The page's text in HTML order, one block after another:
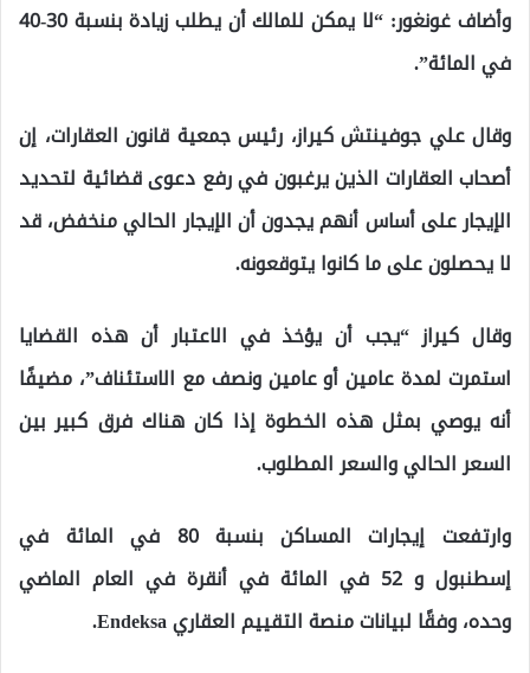
وأضاف غونغور: “لا يمكن للمالك أن يطلب زيادة بنسبة 30-40
في المائة”.
وقال علي جوفينتش كيراز، رئيس جمعية قانون العقارات، إن
أصحاب العقارات الذين يرغبون في رفع دعوى قضائية لتحديد
الإيجار على أساس أنهم يجدون أن الإيجار الحالي منخفض، قد
لا يحصلون على ما كانوا يتوقعونه.
وقال كيراز “يجب أن يؤخذ في الاعتبار أن هذه القضايا
استمرت لمدة عامين أو عامين ونصف مع الاستئناف”، مضيفًا
أنه يوصي بمثل هذه الخطوة إذا كان هناك فرق كبير بين
السعر الحالي والسعر المطلوب.
وارتفعت إيجارات المساكن بنسبة 80 في المائة في
إسطنبول و 52 في المائة في أنقرة في العام الماضي
وحده، وفقًا لبيانات منصة التقييم العقاري Endeksa.